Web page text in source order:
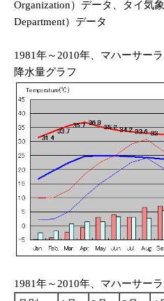
Organization）データ、タイ気
Department）データ
1981年～2010年、マハーサー
降水量グラフ
1981年～2010年、マハーサー